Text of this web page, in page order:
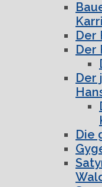
Der
Der
Der
Die